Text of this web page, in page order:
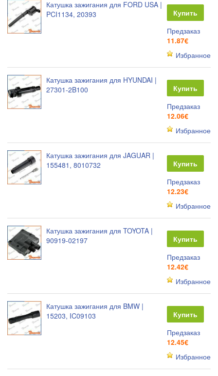
Катушка зажигания для FORD USA |
PCI1134, 20393
Купить
Предзаказ
11.87€
Избранное
Катушка зажигания для HYUNDAI |
27301-2B100
Купить
Предзаказ
12.06€
Избранное
Катушка зажигания для JAGUAR |
155481, 8010732
Купить
Предзаказ
12.23€
Избранное
Катушка зажигания для TOYOTA |
90919-02197
Купить
Предзаказ
12.42€
Избранное
Катушка зажигания для BMW |
15203, IC09103
Купить
Предзаказ
12.45€
Избранное